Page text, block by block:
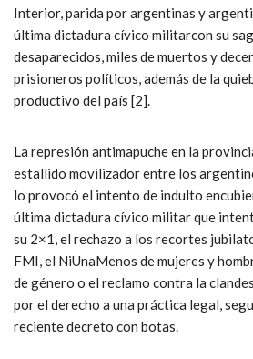
Interior, parida por argentinas y
última dictadura cívico militarcon su
desaparecidos, miles de muertos y
prisioneros políticos, además de la
productivo del país [2].
La represión antimapuche en la
estallido movilizador entre los
lo provocó el intento de indulto
última dictadura cívico militar que
su 2×1, el rechazo a los recortes
FMI, el NiUnaMenos de mujeres y
de género o el reclamo contra la
por el derecho a una práctica legal,
reciente decreto con botas.